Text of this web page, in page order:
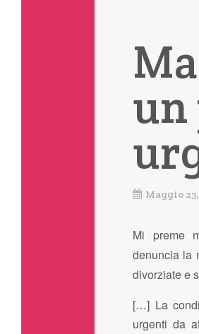
un
Maggio
Mi preme
denuncia la
divorziate e
[…] La
urgenti da